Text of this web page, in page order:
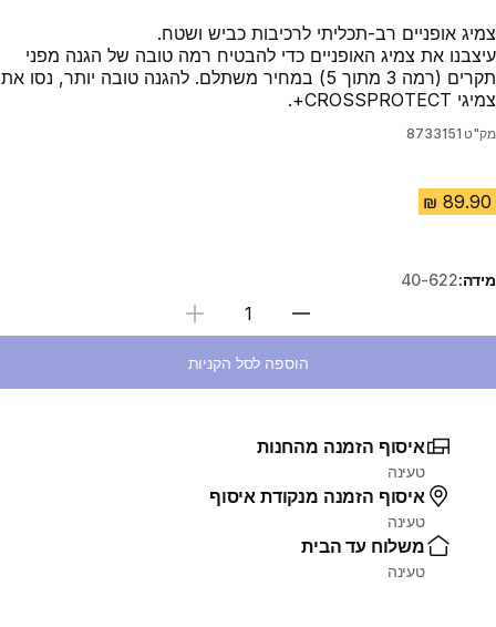
צמיג אופניים רב-תכליתי לרכיבות כביש ושטח.
עיצבנו את צמיג האופניים כדי להבטיח רמה טובה של הגנה מפני
תקרים (רמה 3 מתוך 5) במחיר משתלם. להגנה טובה יותר, נסו את
צמיגי CROSSPROTECT+.
מק"ט 8733151
מידה:40-622
בחירת כמות
הוספה לסל הקניות
איסוף הזמנה מהחנות
טעינה
איסוף הזמנה מנקודת איסוף
טעינה
משלוח עד הבית
טעינה